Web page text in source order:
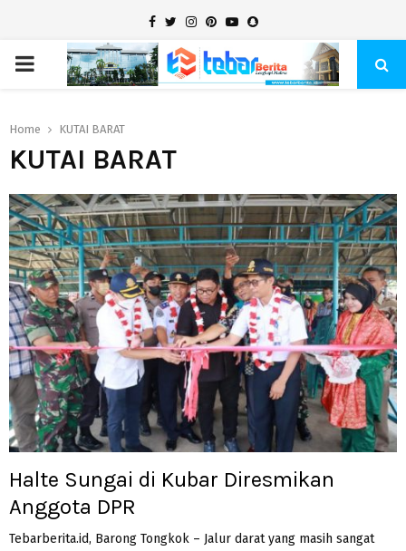
Facebook
TwitterInstagram
Pinterest
YoutubeSnapchat
PRIMARY
Home KUTAI BARAT
KUTAI BARAT
Halte Sungai di Kubar Diresmikan
Anggota DPR
Tebarberita.id, Barong Tongkok – Jalur darat yang masih sangat